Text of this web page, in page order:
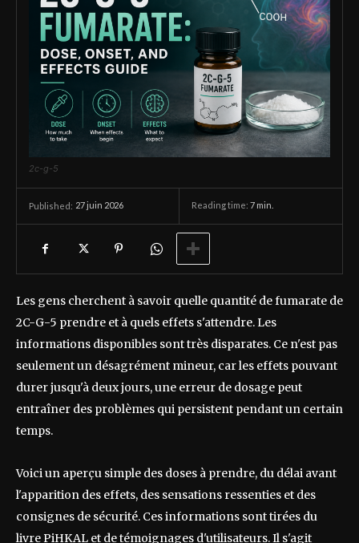
2c-g-5
Published: 27 juin 2026 Reading time: 7 min.
Les gens cherchent à savoir quelle quantité de fumarate de
2C-G-5 prendre et à quels effets s'attendre. Les
informations disponibles sont très disparates. Ce n'est pas
seulement un désagrément mineur, car les effets pouvant
durer jusqu'à deux jours, une erreur de dosage peut
entraîner des problèmes qui persistent pendant un certain
temps.
Voici un aperçu simple des doses à prendre, du délai avant
l'apparition des effets, des sensations ressenties et des
consignes de sécurité. Ces informations sont tirées du
livre PiHKAL et de témoignages d'utilisateurs. Il s'agit